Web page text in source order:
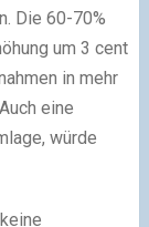
Die 60-70%
um 3 cent
in mehr
eine
würde